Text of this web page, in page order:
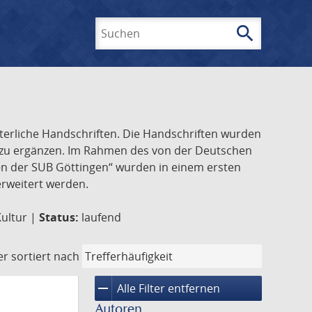
search
Handschriften. Die Handschriften wurden
ergänzen. Im Rahmen des von der Deutschen
SUB Göttingen“ wurden in einem ersten
werden.
| Status: laufend
sortiert nach
remove Alle Filter entfernen